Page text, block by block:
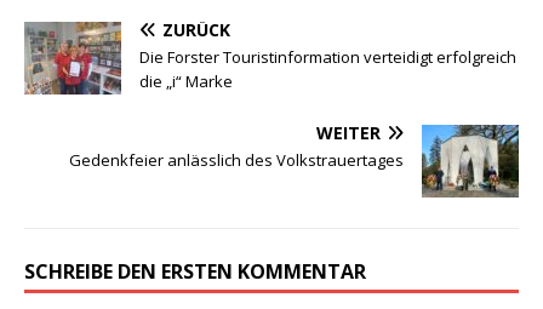
ZURÜCK
Die Forster Touristinformation verteidigt erfolgreich
die „i“ Marke
WEITER
Gedenkfeier anlässlich des Volkstrauertages
SCHREIBE DEN ERSTEN KOMMENTAR